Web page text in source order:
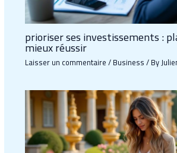
prioriser ses investissements :
mieux réussir
Laisser un commentaire/Business/ By